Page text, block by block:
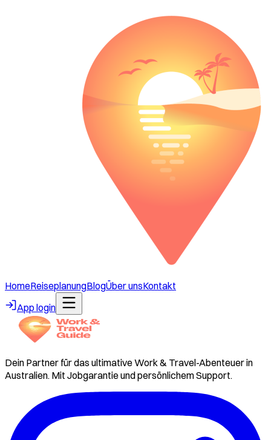
HomeReiseplanungBlogÜber unsKontakt
App login
Dein Partner für das ultimative Work & Travel-Abenteuer in
Australien. Mit Jobgarantie und persönlichem Support.